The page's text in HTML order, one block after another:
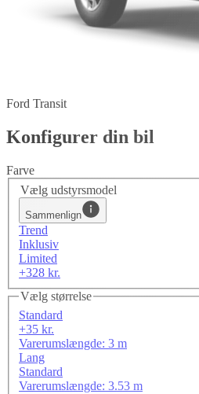
Ford Transit
Konfigurer din bil
Farve
Vælg udstyrsmodel
Sammenlign
Trend
Inklusiv
Limited
+328 kr.
Vælg størrelse
Standard
+35 kr.
Varerumslængde: 3 m
Lang
Standard
Varerumslængde: 3.53 m